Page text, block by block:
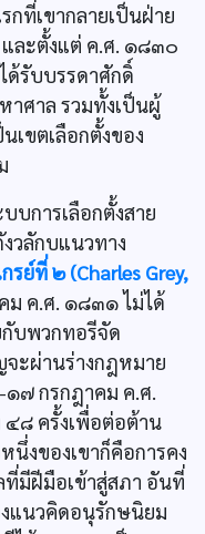
ที่เขากลายเป็นฝ่าย
ละตั้งแต่ ค.ศ. ๑๘๓๐
ด้รับบรรดาศักดิ์
ศาล รวมทั้งเป็นผู้
เขตเลือกตั้งของ
บการเลือกตั้งสาย
วลักบแนวทาง
รย์ที่ ๒ (Charles Grey,
ม ค.ศ. ๑๘๓๑ ไม่ได้
กับพวกทอรีจัด
ะผ่านร่างกฎหมาย
๗ กรกฎาคม ค.ศ.
๘ ครั้งเพื่อต่อต้าน
นึ่งของเขาก็คือการคง
ที่มีฝีมือเข้าสู่สภา อันที่
งแนวคิดอนุรักษนิยม